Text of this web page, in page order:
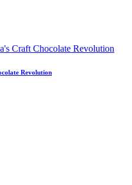
Revolution